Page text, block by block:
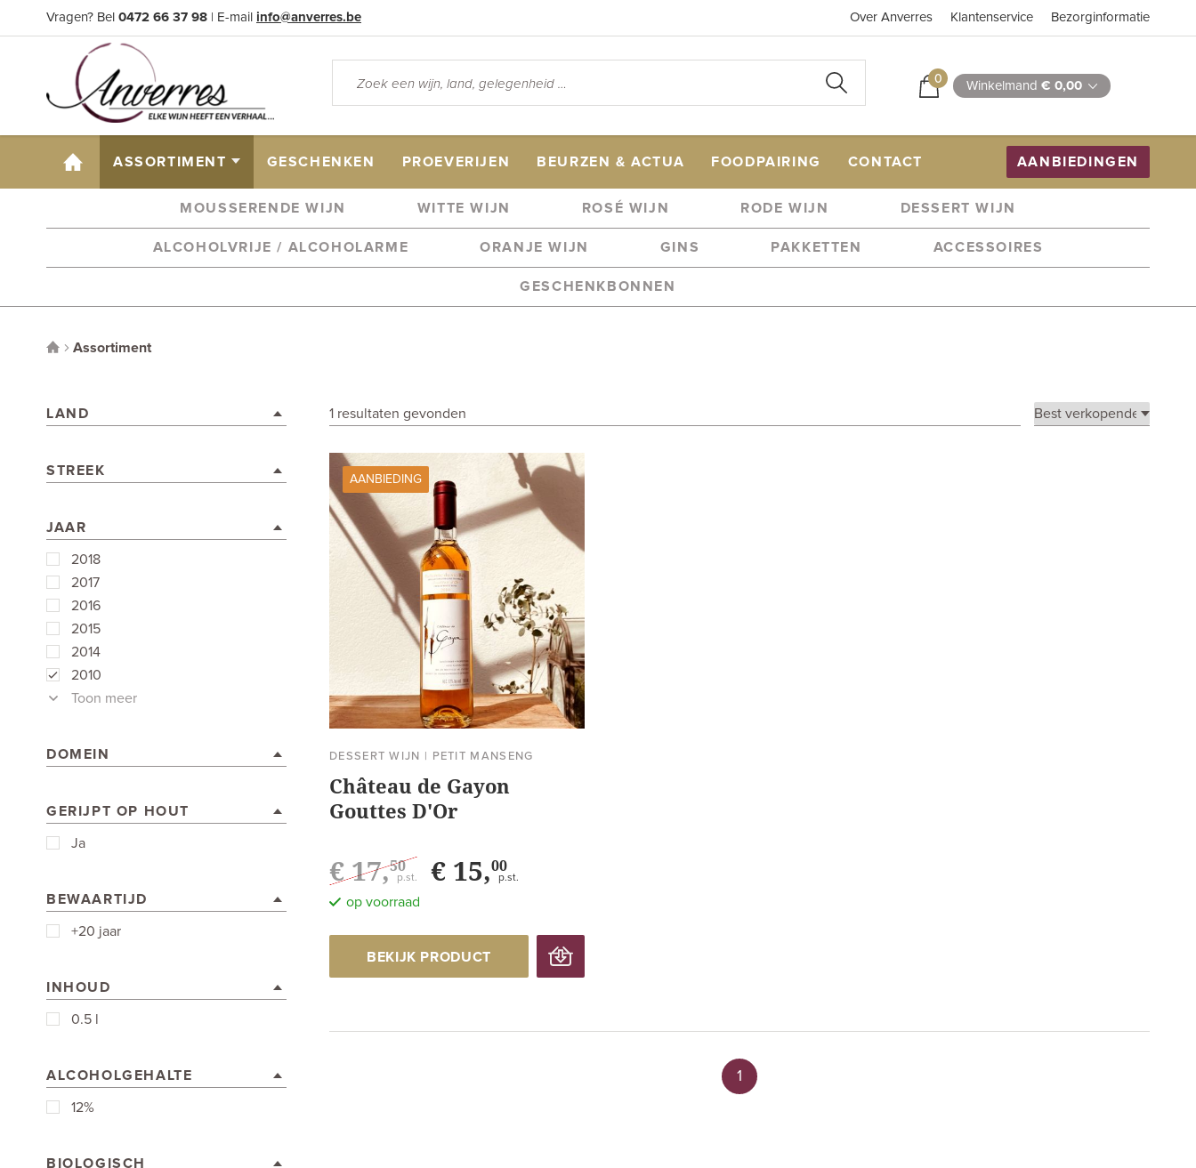
Vragen? Bel 0472 66 37 98 | E-mail info@anverres.be Over Anverres Klantenservice Bezorginformatie
0 Winkelmand € 0,00
HOME ASSORTIMENT GESCHENKEN PROEVERIJEN BEURZEN & ACTUA FOODPAIRING CONTACT AANBIEDINGEN
MOUSSERENDE WIJN WITTE WIJN ROSÉ WIJN RODE WIJN DESSERT WIJN
ALCOHOLVRIJE / ALCOHOLARME ORANJE WIJN GINS PAKKETTEN ACCESSOIRES
GESCHENKBONNEN
Assortiment
LAND
STREEK
JAAR
2018
2017
2016
2015
2014
2010
Toon meer
DOMEIN
GERIJPT OP HOUT
Ja
BEWAARTIJD
+20 jaar
INHOUD
0.5 l
ALCOHOLGEHALTE
12%
BIOLOGISCH
1 resultaten gevonden
AANBIEDING
DESSERT WIJN | PETIT MANSENG
Château de Gayon
Gouttes D'Or
€ 17,50
p.st. € 15,00
p.st.
op voorraad
BEKIJK PRODUCT
1